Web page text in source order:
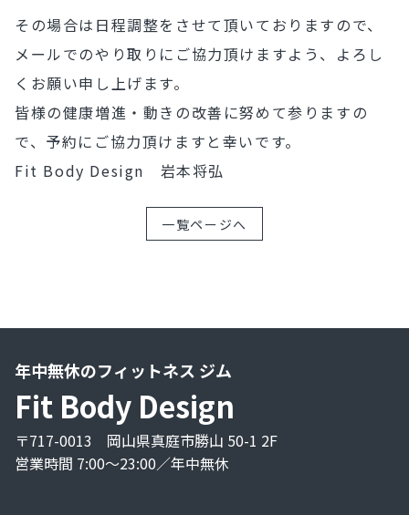
その場合は日程調整をさせて頂いておりますので、
メールでのやり取りにご協力頂けますよう、よろし
くお願い申し上げます。
皆様の健康増進・動きの改善に努めて参りますの
で、予約にご協力頂けますと幸いです。
Fit Body Design 岩本将弘
一覧ページへ
年中無休のフィットネス ジム
Fit Body Design
〒717-0013 岡山県真庭市勝山 50-1 2F
営業時間 7:00〜23:00／年中無休